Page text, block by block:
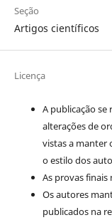
Seção
Artigos científicos
Licença
A publicação
alterações de
vistas a manter
o estilo dos
As provas finais
Os autores
publicados na